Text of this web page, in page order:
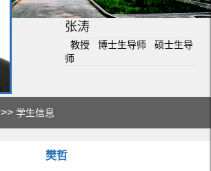
张涛
教授 博士生导师 硕士生导
师
>>学生信息
樊哲